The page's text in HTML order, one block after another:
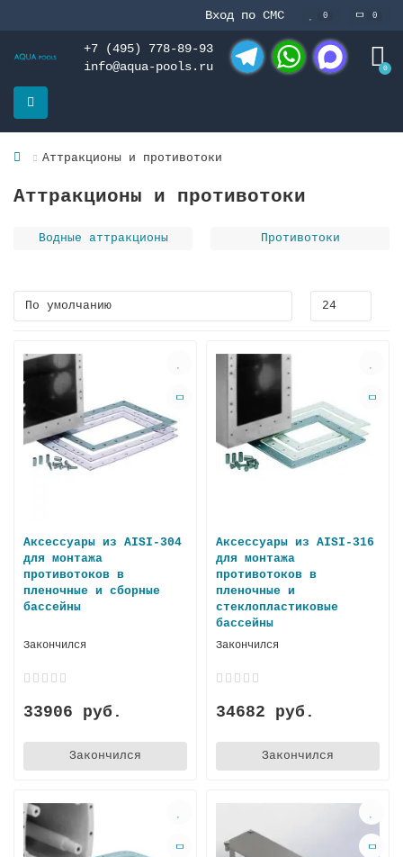
Вход по СМС 0 0
+7 (495) 778-89-93
info@aqua-pools.ru
0
Аттракционы и противотоки
Аттракционы и противотоки
Водные аттракционы Противотоки
Аксессуары из AISI-304
для монтажа
противотоков в
пленочные и сборные
бассейны
Закончился
33906 руб.
Закончился
Аксессуары из AISI-316
для монтажа
противотоков в
пленочные и
стеклопластиковые
бассейны
Закончился
34682 руб.
Закончился